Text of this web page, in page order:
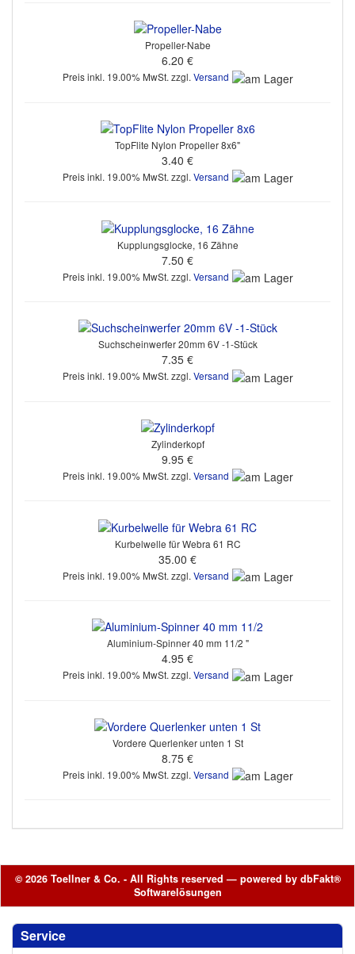
Propeller-Nabe
6.20 €
Preis inkl. 19.00% MwSt. zzgl. Versand
TopFlite Nylon Propeller 8x6"
3.40 €
Preis inkl. 19.00% MwSt. zzgl. Versand
Kupplungsglocke, 16 Zähne
7.50 €
Preis inkl. 19.00% MwSt. zzgl. Versand
Suchscheinwerfer 20mm 6V -1-Stück
7.35 €
Preis inkl. 19.00% MwSt. zzgl. Versand
Zylinderkopf
9.95 €
Preis inkl. 19.00% MwSt. zzgl. Versand
Kurbelwelle für Webra 61 RC
35.00 €
Preis inkl. 19.00% MwSt. zzgl. Versand
Aluminium-Spinner 40 mm 11/2 "
4.95 €
Preis inkl. 19.00% MwSt. zzgl. Versand
Vordere Querlenker unten 1 St
8.75 €
Preis inkl. 19.00% MwSt. zzgl. Versand
© 2026 Toellner & Co. - All Rights reserved — powered by dbFakt®
Softwarelösungen
Service